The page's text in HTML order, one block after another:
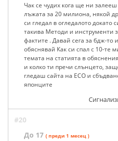
Чак се чудих кога ще ни
лъжата за 20 милиона, някой
си гледал в огледалото докато
такива Методи и инструменти
фактите . Давай сега за бдж-то
обяснявай Как си спал с 10-те
темата на статията в
и колко ти пречи слънцето,
гледаш сайта на ЕСО и
японците
#20
До 17 ( преди 1 месец )